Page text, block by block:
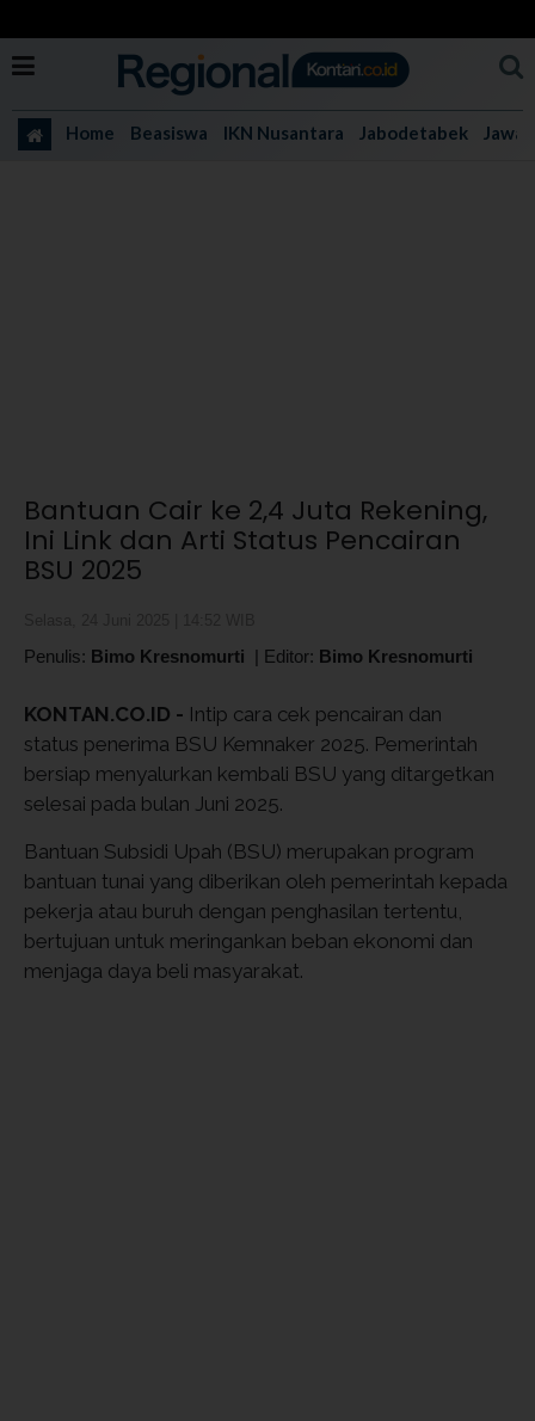
Home Beasiswa IKN Nusantara Jabodetabek Jawa
Bantuan Cair ke 2,4 Juta Rekening,
Ini Link dan Arti Status Pencairan
BSU 2025
Penulis: Bimo Kresnomurti | Editor: Bimo Kresnomurti
KONTAN.CO.ID - Intip cara cek pencairan dan
status penerima BSU Kemnaker 2025. Pemerintah
bersiap menyalurkan kembali BSU yang ditargetkan
selesai pada bulan Juni 2025.
Bantuan Subsidi Upah (BSU) merupakan program
bantuan tunai yang diberikan oleh pemerintah kepada
pekerja atau buruh dengan penghasilan tertentu,
bertujuan untuk meringankan beban ekonomi dan
menjaga daya beli masyarakat.